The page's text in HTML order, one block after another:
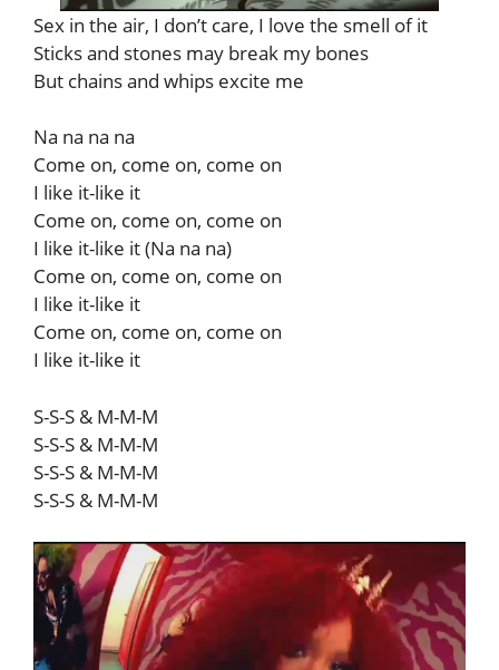
Sex in the air, I don’t care, I love the smell of it
Sticks and stones may break my bones
But chains and whips excite me
Na na na na
Come on, come on, come on
I like it-like it
Come on, come on, come on
I like it-like it (Na na na)
Come on, come on, come on
I like it-like it
Come on, come on, come on
I like it-like it
S-S-S & M-M-M
S-S-S & M-M-M
S-S-S & M-M-M
S-S-S & M-M-M